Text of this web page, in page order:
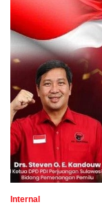
Internal